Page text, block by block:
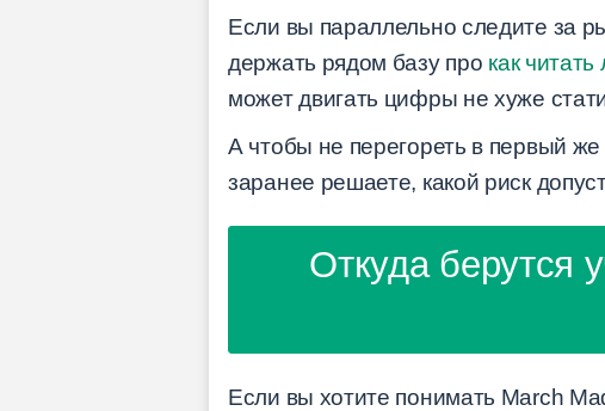
Если вы параллельно следите за
держать рядом базу про как
может двигать цифры не хуже
А чтобы не перегореть в первый
заранее решаете, какой риск
Откуда берутся
Если вы хотите понимать March